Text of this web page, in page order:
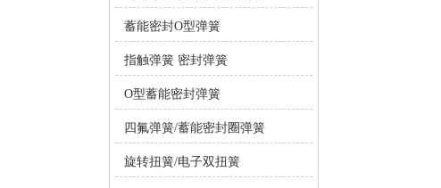
蓄能密封O型弹簧
指触弹簧 密封弹簧
O型蓄能密封弹簧
四氟弹簧/蓄能密封圈弹簧
旋转扭簧/电子双扭簧